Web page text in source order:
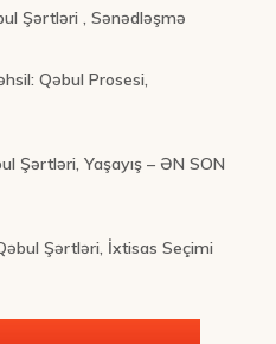
Şərtləri , Sənədləşmə
Qəbul Prosesi,
Şərtləri, Yaşayış – ƏN SON
Şərtləri, İxtisas Seçimi